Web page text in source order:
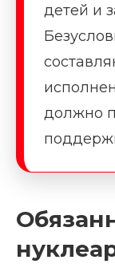
детей и
должно